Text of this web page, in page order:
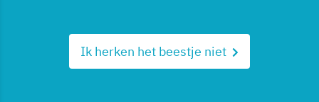
Ik herken het beestje niet